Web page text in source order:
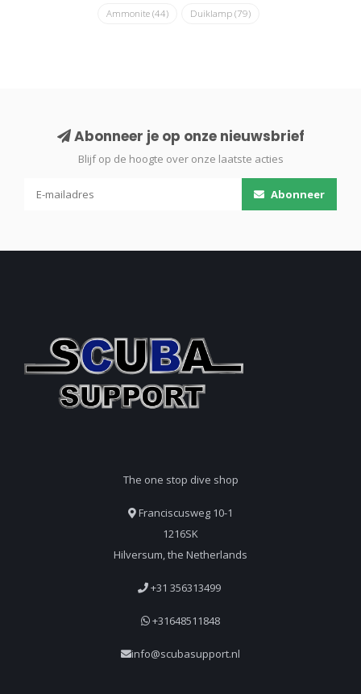
Ammonite (44) Duiklamp (79)
Abonneer je op onze nieuwsbrief
Blijf op de hoogte over onze laatste acties
Abonneer
The one stop dive shop
Franciscusweg 10-1
1216SK
Hilversum, the Netherlands
+31 356313499
+31648511848
info@scubasupport.nl